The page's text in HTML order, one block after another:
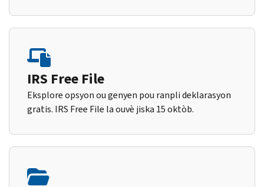
IRS Free File
Eksplore opsyon ou genyen pou ranpli deklarasyon
gratis. IRS Free File la ouvè jiska 15 oktòb.